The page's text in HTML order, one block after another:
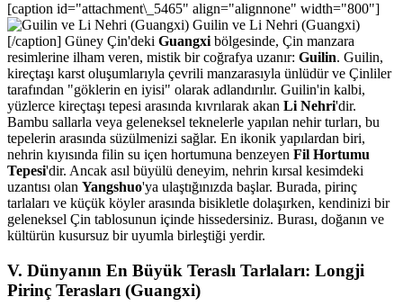
[caption id="attachment\_5465" align="alignnone" width="800"]
Guilin ve Li Nehri (Guangxi)
[/caption] Güney Çin'deki Guangxi bölgesinde, Çin manzara
resimlerine ilham veren, mistik bir coğrafya uzanır: Guilin. Guilin,
kireçtaşı karst oluşumlarıyla çevrili manzarasıyla ünlüdür ve Çinliler
tarafından "göklerin en iyisi" olarak adlandırılır. Guilin'in kalbi,
yüzlerce kireçtaşı tepesi arasında kıvrılarak akan Li Nehri'dir.
Bambu sallarla veya geleneksel teknelerle yapılan nehir turları, bu
tepelerin arasında süzülmenizi sağlar. En ikonik yapılardan biri,
nehrin kıyısında filin su içen hortumuna benzeyen Fil Hortumu
Tepesi'dir. Ancak asıl büyülü deneyim, nehrin kırsal kesimdeki
uzantısı olan Yangshuo'ya ulaştığınızda başlar. Burada, pirinç
tarlaları ve küçük köyler arasında bisikletle dolaşırken, kendinizi bir
geleneksel Çin tablosunun içinde hissedersiniz. Burası, doğanın ve
kültürün kusursuz bir uyumla birleştiği yerdir.
V. Dünyanın En Büyük Teraslı Tarlaları: Longji
Pirinç Terasları (Guangxi)